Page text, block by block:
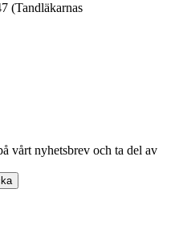
(Tandläkarnas
vårt nyhetsbrev och ta del av